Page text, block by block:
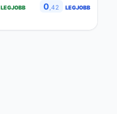
LEGJOBB 0 ,42 LEGJOBB